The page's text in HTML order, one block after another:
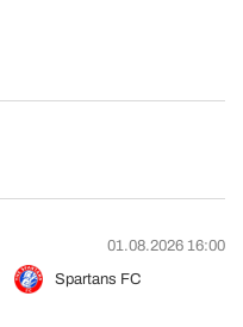
01.08.2026 16:00
Spartans FC